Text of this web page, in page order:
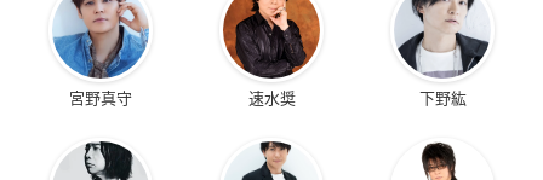
宮野真守 速水奨 下野紘